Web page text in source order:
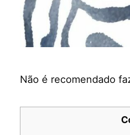
Não é recomendado